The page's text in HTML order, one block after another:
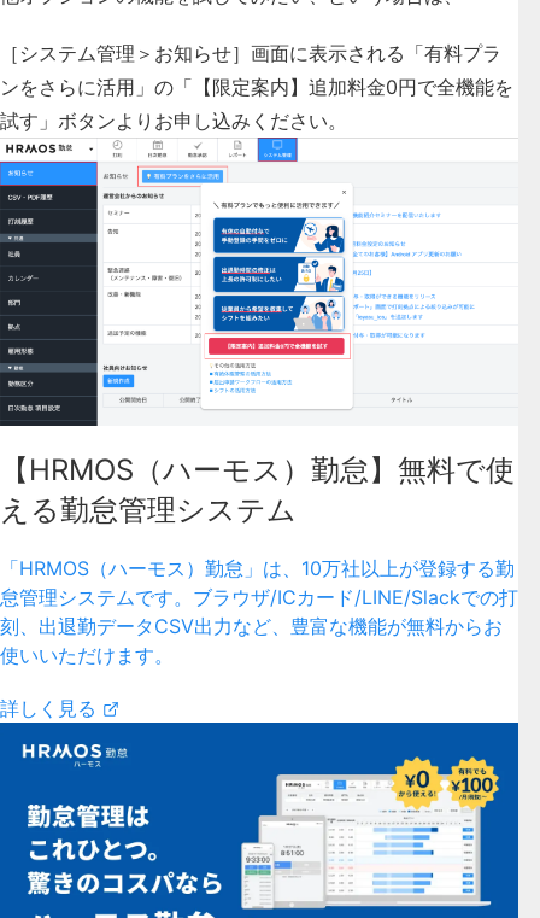
［システム管理＞お知らせ］画面に表示される「有料プラ
ンをさらに活用」の「【限定案内】追加料金0円で全機能を
試す」ボタンよりお申し込みください。
【HRMOS（ハーモス）勤怠】無料で使
える勤怠管理システム
「HRMOS（ハーモス）勤怠」は、10万社以上が登録する勤
怠管理システムです。ブラウザ/ICカード/LINE/Slackでの打
刻、出退勤データCSV出力など、豊富な機能が無料からお
使いいただけます。
詳しく見る